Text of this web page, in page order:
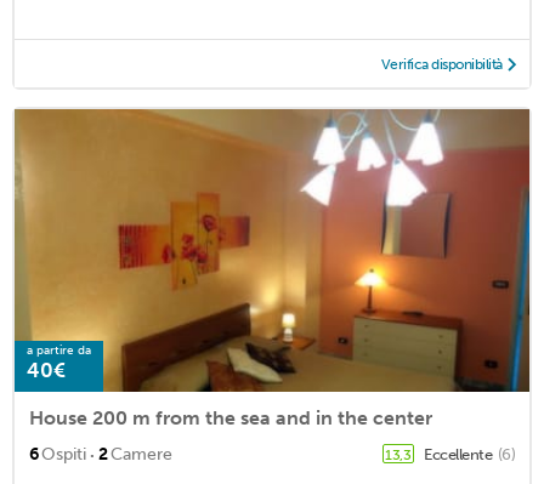
Verifica disponibilità
a partire da
40€
House 200 m from the sea and in the center
6Ospiti · 2Camere 13,3 Eccellente (6)